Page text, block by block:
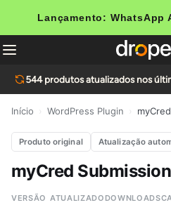
Lançamento: WhatsApp
544produtos atualizados nos
Início WordPress Plugin
Produto original Atualização
myCred Submission
VERSÃO ATUALIZADO DOWNLOADS